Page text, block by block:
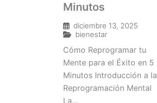
Minutos
diciembre 13, 2025
bienestar
Cómo Reprogramar tu
Mente para el Éxito en 5
Minutos Introducción a la
Reprogramación Mental
La...